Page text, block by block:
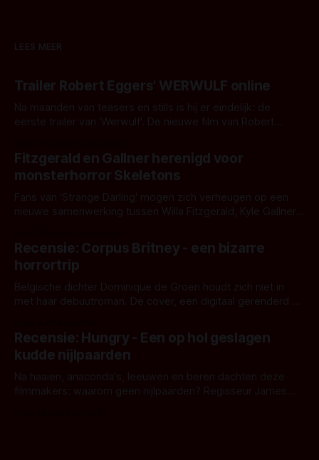
LEES MEER
Trailer Robert Eggers' WERWULF online
Na maanden van teasers en stills is hij er eindelijk: de
eerste trailer van 'Werwulf'. De nieuwe film van Robert
kille stijl vol folklore en mythe. Het topic deze keer is (kon
het het al raden?)... de weerwolf. Kijk je mee?
Fitzgerald en Gallner herenigd voor
monsterhorror Skeletons
Fans van 'Strange Darling' mogen zich verheugen op een
nieuwe samenwerking tussen Willa Fitzgerald, Kyle Gallner
'Skeletons', een nieuwe creature feature waarvoor de
opnames zijn gestart in Australië.
Recensie: Corpus Britney - een bizarre
horrortrip
Belgische dichter Dominique de Groen houdt zich niet in
met haar debuutroman. De cover, een digitaal gerenderd en
achtergrond, belooft iets kleurrijks maar onheilspellends,
iets ongrijpbaars. En dat maakt De Groen met ieder woord
waar.
Recensie: Hungry - Een op hol geslagen
kudde nijlpaarden
Na haaien, anaconda's, leeuwen en beren dachten deze
filmmakers: waarom geen nijlpaarden? Regisseur James